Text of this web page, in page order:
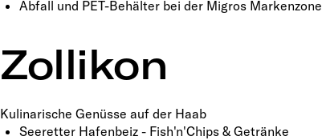
Abfall und PET-Behälter bei der Migros Markenzone
Zollikon
Kulinarische Genüsse auf der Haab
Seeretter Hafenbeiz - Fish'n'Chips & Getränke